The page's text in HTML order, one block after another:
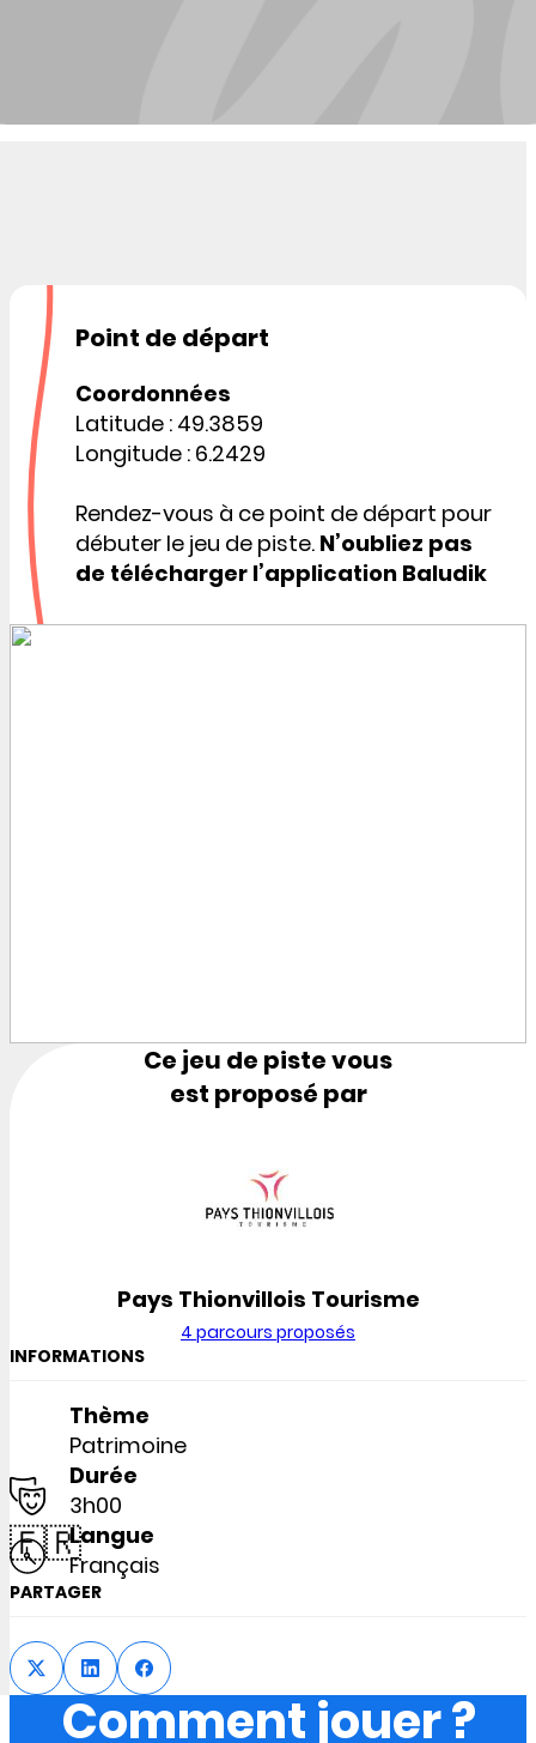
Point de départ
Coordonnées
Latitude : 49.3859
Longitude : 6.2429
Rendez-vous à ce point de départ pour
débuter le jeu de piste. N’oubliez pas
de télécharger l’application Baludik
Ce jeu de piste vous
est proposé par
Pays Thionvillois Tourisme
4 parcours proposés
INFORMATIONS
Thème
Patrimoine
Durée
3h00
🇫🇷Langue
Français
PARTAGER
Comment jouer ?